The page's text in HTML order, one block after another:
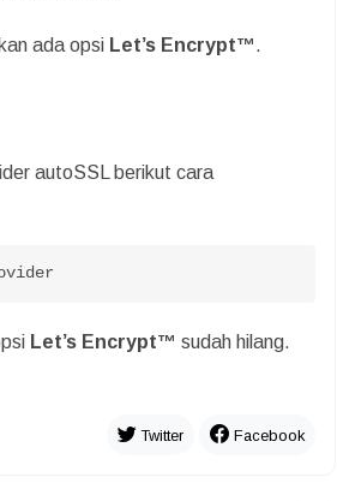
ada opsi Let’s Encrypt™.
autoSSL berikut cara
Let’s Encrypt™ sudah hilang.
Twitter Facebook